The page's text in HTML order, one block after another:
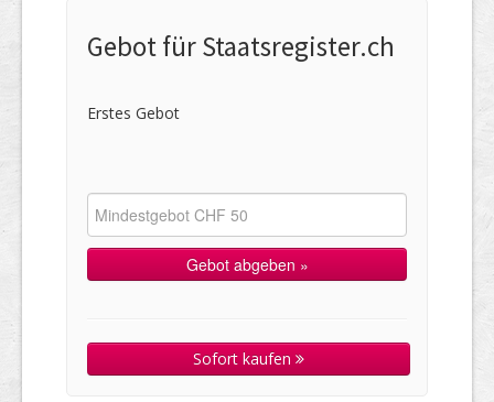
Gebot für Staatsregister.ch
Erstes Gebot
Sofort kaufen